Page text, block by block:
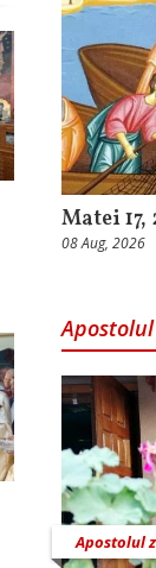
Matei 17,
08 Aug, 2026
Apostolul